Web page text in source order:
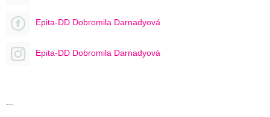
Epita-DD Dobromila Darnadyová
Epita-DD Dobromila Darnadyová
---